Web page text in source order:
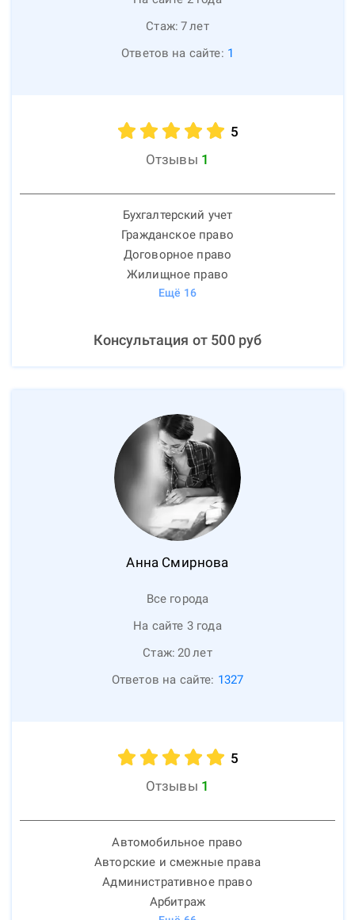
Стаж: 7лет
Ответов на сайте: 1
5
Отзывы 1
Бухгалтерский учет
Гражданское право
Договорное право
Жилищное право
Ещё 16
Консультация от 500руб
Анна Смирнова
Все города
На сайте 3 года
Стаж: 20лет
Ответов на сайте: 1327
5
Отзывы 1
Автомобильное право
Авторские и смежные права
Административное право
Арбитраж